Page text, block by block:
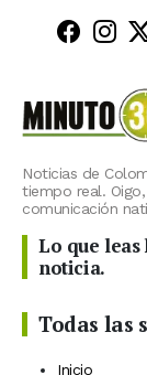
Noticias de
tiempo real.
comunicación
Lo que leas
noticia.
Todas las
Inicio